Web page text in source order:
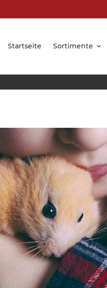
Startseite Sortimente